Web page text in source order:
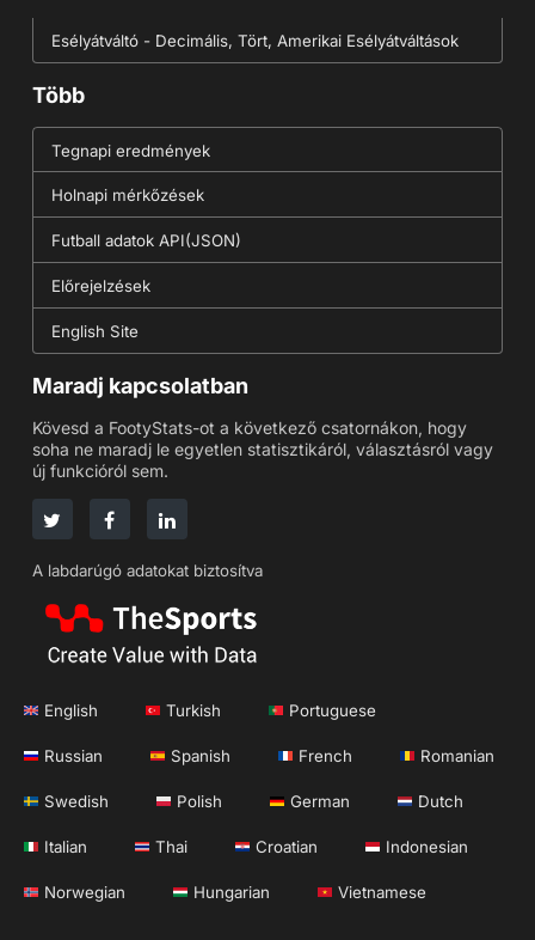
Esélyátváltó - Decimális, Tört, Amerikai Esélyátváltások
Több
Tegnapi eredmények
Holnapi mérkőzések
Futball adatok API(JSON)
Előrejelzések
English Site
Maradj kapcsolatban
Kövesd a FootyStats-ot a következő csatornákon, hogy
soha ne maradj le egyetlen statisztikáról, választásról vagy
új funkcióról sem.
A labdarúgó adatokat biztosítva
English Turkish Portuguese
Russian Spanish French Romanian
Swedish Polish German Dutch
Italian Thai Croatian Indonesian
Norwegian Hungarian Vietnamese